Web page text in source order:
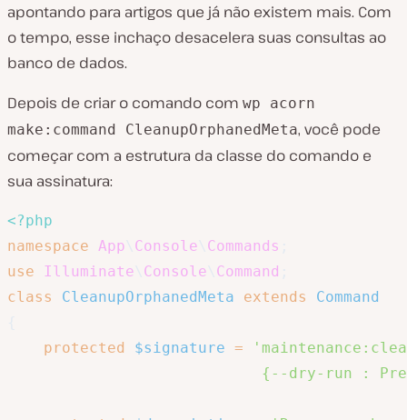
apontando para artigos que já não existem mais. Com
o tempo, esse inchaço desacelera suas consultas ao
banco de dados.
Depois de criar o comando com wp acorn
make:command CleanupOrphanedMeta, você pode
começar com a estrutura da classe do comando e
sua assinatura:
<?php
namespace App Console Commands
use
Illuminate Console Command
class
CleanupOrphanedMeta extends
Command
protected
$signature =
{--dry-run :